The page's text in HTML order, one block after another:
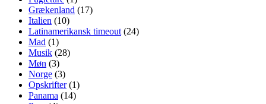
Grækenland (17)
Italien (10)
Latinamerikansk timeout (24)
Mad (1)
Musik (28)
Møn (3)
Norge (3)
Opskrifter(1)
Panama (14)